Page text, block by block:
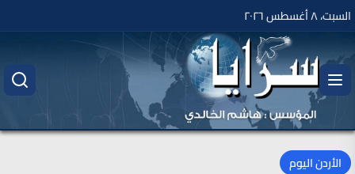
السبت، ٨ أغسطس ٢٠٢٦
الأردن اليوم